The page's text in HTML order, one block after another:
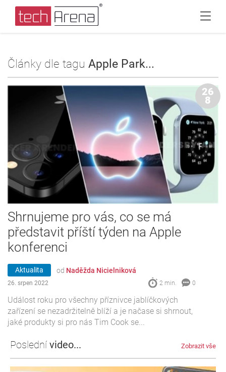
Články dle tagu Apple Park...
Shrnujeme pro vás, co se má
představit příští týden na Apple
konferenci
Aktualita od Naděžda Nicielniková
26. srpen 2022 2 min. 0
Událost roku pro všechny příznivce jablíčkových
zařízení se nezadržitelně blíží a je načase si shrnout,
jaké produkty si pro nás Tim Cook se...
26
8
Poslední video... Zobrazit vše